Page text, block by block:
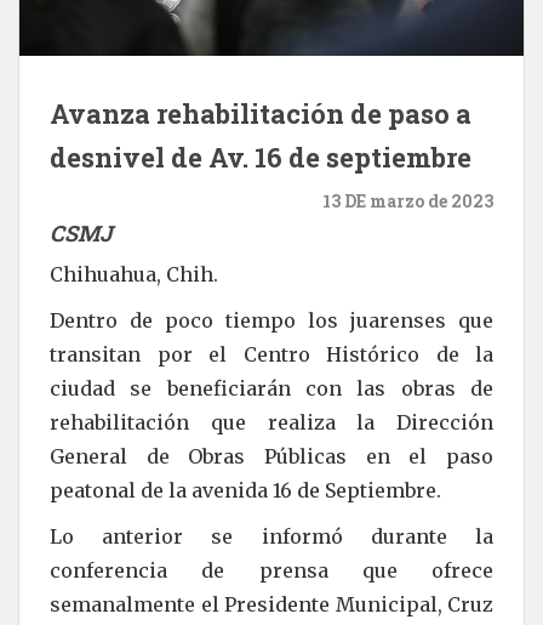
Avanza rehabilitación de paso a
desnivel de Av. 16 de septiembre
13 DE marzo de 2023
CSMJ
Chihuahua, Chih.
Dentro de poco tiempo los juarenses que
transitan por el Centro Histórico de la
ciudad se beneficiarán con las obras de
rehabilitación que realiza la Dirección
General de Obras Públicas en el paso
peatonal de la avenida 16 de Septiembre.
Lo anterior se informó durante la
conferencia de prensa que ofrece
semanalmente el Presidente Municipal, Cruz